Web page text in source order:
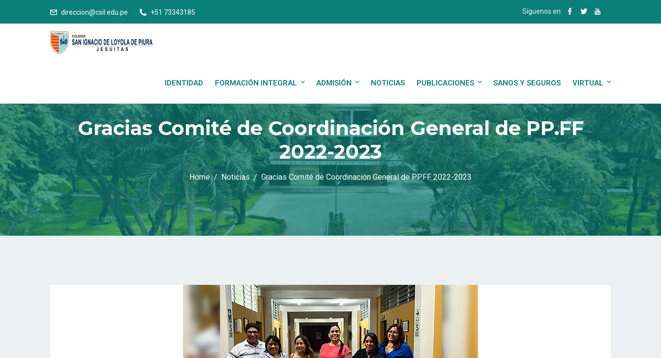
direccion@csil.edu.pe +51 73343185 Síguenos en:
IDENTIDAD FORMACIÓN INTEGRAL ADMISIÓN NOTICIAS PUBLICACIONES SANOS Y SEGUROS VIRTUAL
Gracias Comité de Coordinación General de PP.FF
2022-2023
Home Noticias Gracias Comité de Coordinación General de PP.FF 2022-2023